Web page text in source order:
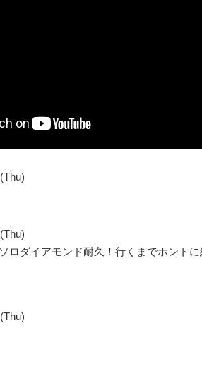
ロダイアモンド耐久！行くまでホント